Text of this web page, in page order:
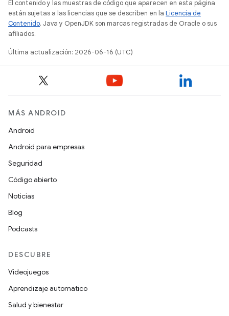
El contenido y las muestras de código que aparecen en esta página
están sujetas a las licencias que se describen en la Licencia de
Contenido. Java y OpenJDK son marcas registradas de Oracle o sus
afiliados.
Última actualización: 2026-06-16 (UTC)
MÁS ANDROID
Android
Android para empresas
Seguridad
Código abierto
Noticias
Blog
Podcasts
DESCUBRE
Videojuegos
Aprendizaje automático
Salud y bienestar